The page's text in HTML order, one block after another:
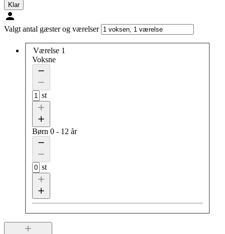
Klar
Valgt antal gæster og værelser
Værelse 1
Voksne
st
Børn 0 - 12 år
st